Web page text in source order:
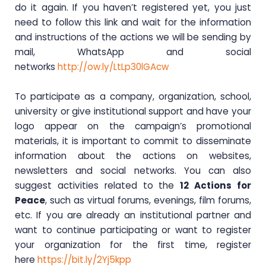
do it again. If you haven’t registered yet, you just
need to follow this link and wait for the information
and instructions of the actions we will be sending by
mail, WhatsApp and social
networks http://ow.ly/LtLp30lGAcw
To participate as a company, organization, school,
university or give institutional support and have your
logo appear on the campaign’s promotional
materials, it is important to commit to disseminate
information about the actions on websites,
newsletters and social networks. You can also
suggest activities related to the12 Actions for
Peace, such as virtual forums, evenings, film forums,
etc. If you are already an institutional partner and
want to continue participating or want to register
your organization for the first time, register
here https://bit.ly/2Yj5kpp